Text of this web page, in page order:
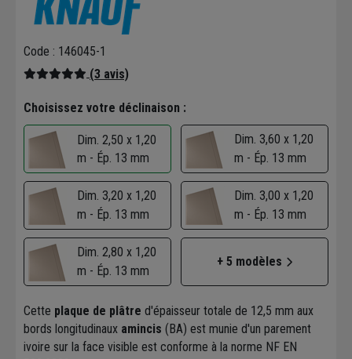
Code : 146045-1
(3 avis)
Choisissez votre déclinaison :
Dim. 2,50 x 1,20
m - Ép. 13 mm
Dim. 3,60 x 1,20
m - Ép. 13 mm
Dim. 3,20 x 1,20
m - Ép. 13 mm
Dim. 3,00 x 1,20
m - Ép. 13 mm
Dim. 2,80 x 1,20
m - Ép. 13 mm
+ 5 modèles
Cette plaque de plâtre d'épaisseur totale de 12,5 mm aux
bords longitudinaux amincis (BA) est munie d'un parement
ivoire sur la face visible est conforme à la norme NF EN